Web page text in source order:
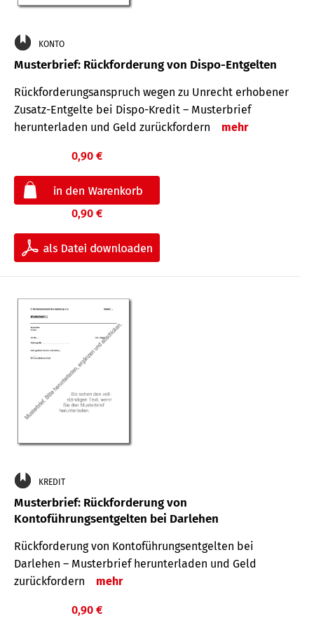
KONTO
Musterbrief: Rückforderung von Dispo-Entgelten
Rückforderungsanspruch wegen zu Unrecht erhobener
Zusatz-Entgelte bei Dispo-Kredit – Musterbrief
herunterladen und Geld zurückfordern
mehr
0,90 €
0,90 €
KREDIT
Musterbrief: Rückforderung von
Kontoführungsentgelten bei Darlehen
Rückforderung von Kontoführungsentgelten bei
Darlehen – Musterbrief herunterladen und Geld
zurückfordern
mehr
0,90 €